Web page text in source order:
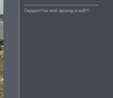
Пардон!!!за мой французский!!!